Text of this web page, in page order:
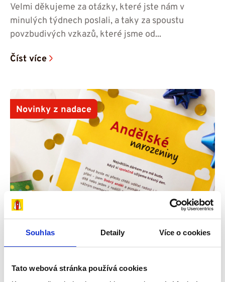
Souhlas Detaily Více o cookies
Tato webová stránka používá cookies
Velmi děkujeme za otázky, které jste nám v
minulých týdnech poslali, a taky za spoustu
povzbudivých vzkazů, které jsme od...
Číst více
Novinky z nadace
29. 4. 2026